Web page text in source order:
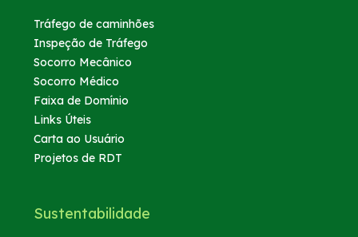
Tráfego de caminhões
Inspeção de Tráfego
Socorro Mecânico
Socorro Médico
Faixa de Domínio
Links Úteis
Carta ao Usuário
Projetos de RDT
Sustentabilidade